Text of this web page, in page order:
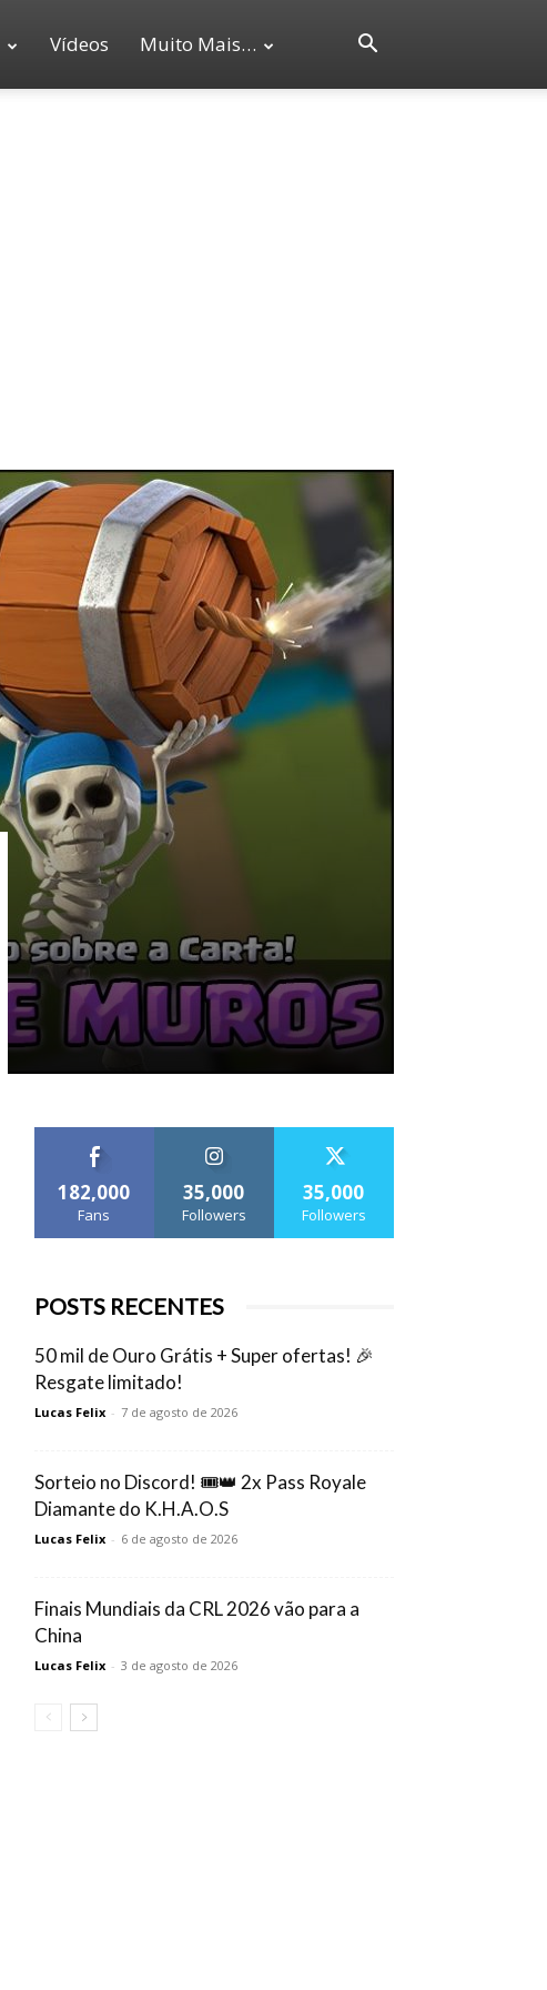
Vídeos Muito Mais…
182,000
Fans
35,000
Followers
35,000
Followers
POSTS RECENTES
50 mil de Ouro Grátis + Super ofertas! 🎉
Resgate limitado!
Lucas Felix - 7 de agosto de 2026
Sorteio no Discord! 🎟️👑 2x Pass Royale
Diamante do K.H.A.O.S
Lucas Felix - 6 de agosto de 2026
Finais Mundiais da CRL 2026 vão para a
China
Lucas Felix - 3 de agosto de 2026